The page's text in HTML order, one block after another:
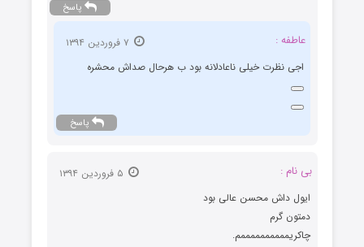
پاسخ
عاطفه :
اجی نظرت خیلی ناعادلانه بود ب هرحال صداش محشره
پاسخ
بی نام :
ایول داش محسن عالی بود
دمتون گرم
چاکریممممممممممم.